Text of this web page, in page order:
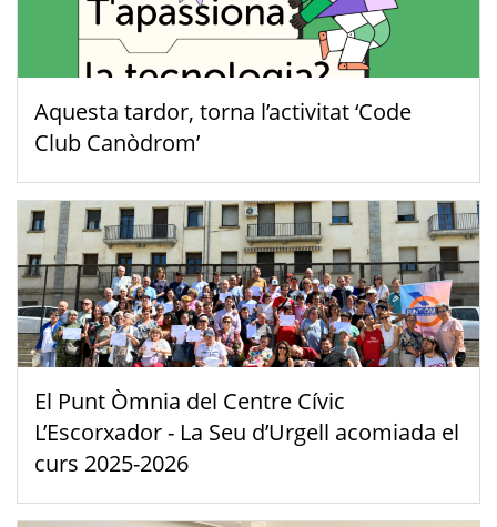
Aquesta tardor, torna l’activitat ‘Code
Club Canòdrom’
El Punt Òmnia del Centre Cívic
L’Escorxador - La Seu d’Urgell acomiada el
curs 2025-2026